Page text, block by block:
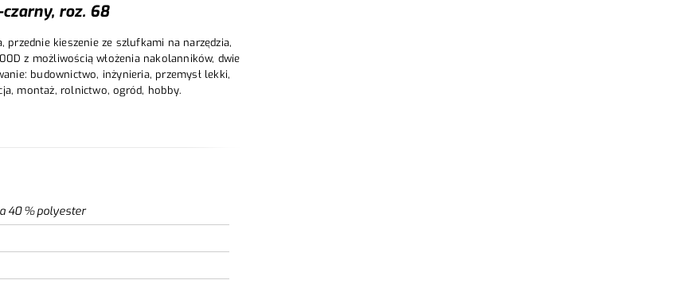
czarny, roz. 68
kieszenie ze szlufkami na narzędzia,
z możliwością włożenia nakolanników, dwie
budownictwo, inżynieria, przemysł lekki,
montaż, rolnictwo, ogród, hobby.
40 % polyester